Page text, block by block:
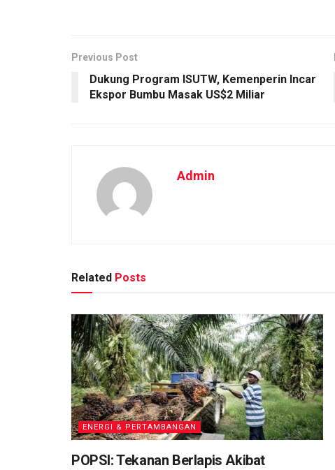
Previous Post
Dukung Program ISUTW, Kemenperin Incar
Ekspor Bumbu Masak US$2 Miliar
Admin
Related Posts
ENERGI & PERTAMBANGAN
POPSI: Tekanan Berlapis Akibat